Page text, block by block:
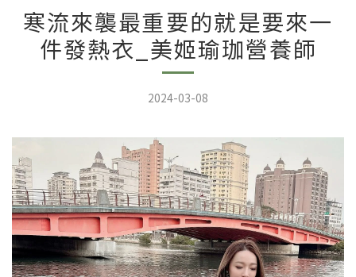
全館$800免運｜任搭８折起｜滿額再送新品-悠哉斑馬
襪〔立即了解〕
寒流來襲最重要的就是要來一
件發熱衣_美姬瑜珈營養師
2024-03-08